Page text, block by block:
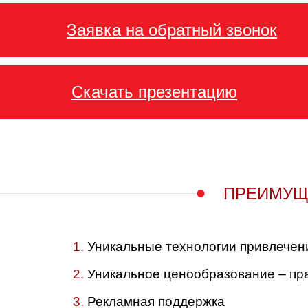
Заявка на обратный звонок
Скачать презентацию
Уникальные технологии
Уникальное ценообразование –
Рекламная поддержка